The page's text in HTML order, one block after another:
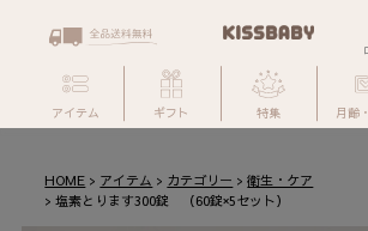
アイテム ギフト 特集 月齢
HOME アイテム カテゴリー
衛生・ケア
塩素とります300錠 （60錠×5セット）